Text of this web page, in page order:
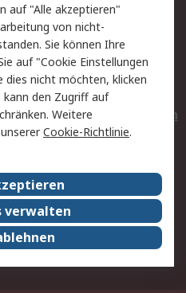
Datenschutz
Zahlungsbedingungen
Entsorgung
Elektrogeräte/Batterien
RS weltweit
Nachhaltigkeit
Presse-Center
auf "Alle akzeptieren"
von nicht-
Sie können Ihre
auf "Cookie Einstellungen
dies nicht möchten, klicken
kann den Zugriff auf
Weitere
Cookie-Richtlinie.
verwalten